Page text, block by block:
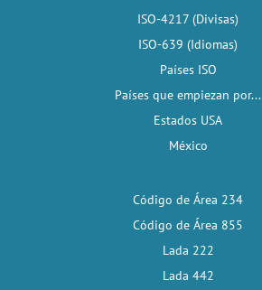
ISO-4217 (Divisas)
ISO-639 (Idiomas)
Países ISO
Países que empiezan por...
Estados USA
México
Código de Área 234
Código de Área 855
Lada 222
Lada 442